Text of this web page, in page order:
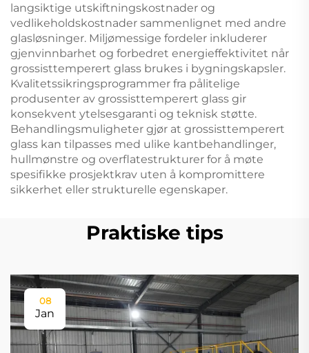
langsiktige utskiftningskostnader og
vedlikeholdskostnader sammenlignet med andre
glasløsninger. Miljømessige fordeler inkluderer
gjenvinnbarhet og forbedret energieffektivitet når
grossisttemperert glass brukes i bygningskapsler.
Kvalitetssikringsprogrammer fra pålitelige
produsenter av grossisttemperert glass gir
konsekvent ytelsesgaranti og teknisk støtte.
Behandlingsmuligheter gjør at grossisttemperert
glass kan tilpasses med ulike kantbehandlinger,
hullmønstre og overflatestrukturer for å møte
spesifikke prosjektkrav uten å kompromittere
sikkerhet eller strukturelle egenskaper.
Praktiske tips
08
Jan